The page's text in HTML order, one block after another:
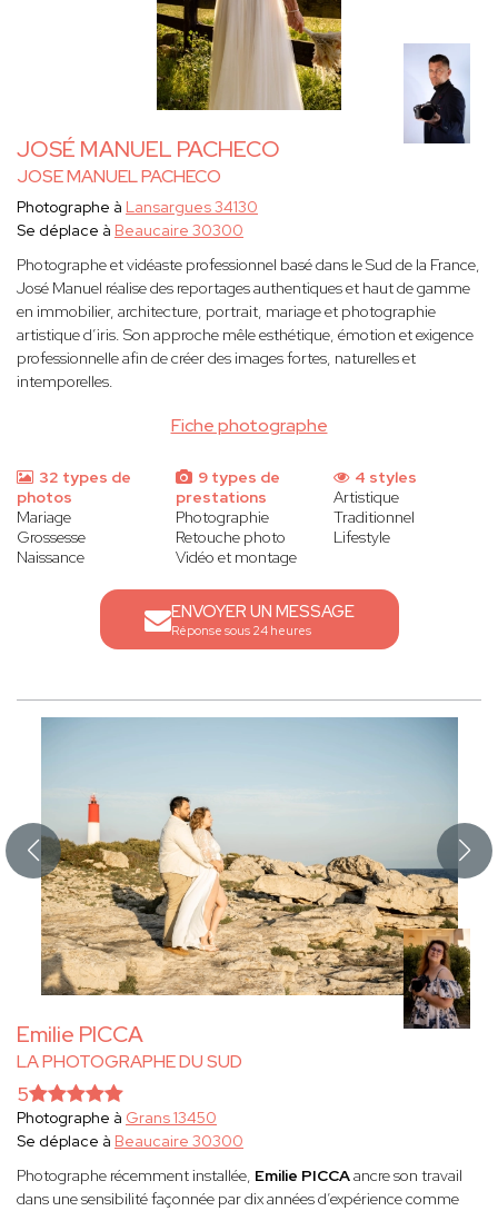
JOSÉ MANUEL PACHECO
JOSE MANUEL PACHECO
Fiche photographe
Photographe à Lansargues 34130
Se déplace à Beaucaire 30300
Photographe et vidéaste professionnel basé dans le Sud de la France,
José Manuel réalise des reportages authentiques et haut de gamme
en immobilier, architecture, portrait, mariage et photographie
artistique d’iris. Son approche mêle esthétique, émotion et exigence
professionnelle afin de créer des images fortes, naturelles et
intemporelles.
32 types de
photos
Mariage
Grossesse
Naissance
9 types de
prestations
Photographie
Retouche photo
Vidéo et montage
4 styles
Artistique
Traditionnel
Lifestyle
ENVOYER UN MESSAGE
Réponse sous 24 heures
Emilie PICCA
LA PHOTOGRAPHE DU SUD
5
Photographe à Grans 13450
Se déplace à Beaucaire 30300
Photographe récemment installée, Emilie PICCAancre son travail
dans une sensibilité façonnée par dix années d’expérience comme